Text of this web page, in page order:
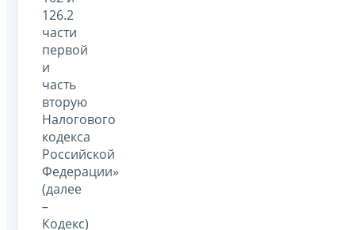
126.2
части
первой
и
часть
вторую
Налогового
кодекса
Российской
Федерации»
(далее
–
Кодекс)